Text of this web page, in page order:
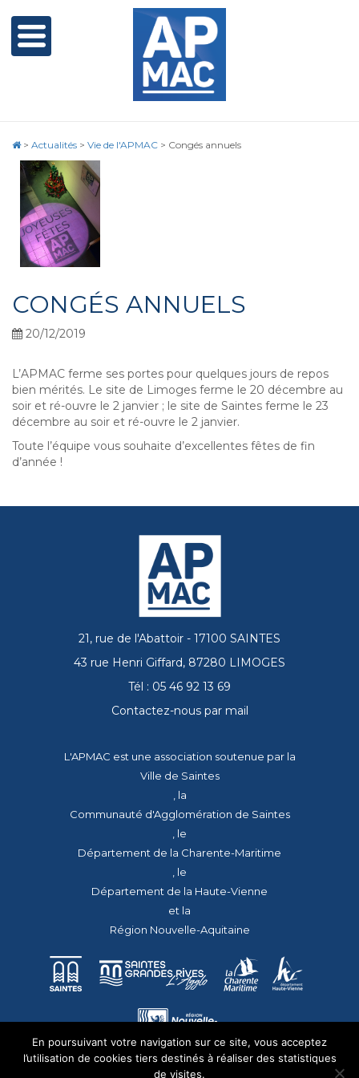
> Actualités > Vie de l'APMAC > Congés annuels
CONGÉS ANNUELS
20/12/2019
L’APMAC ferme ses portes pour quelques jours de repos
bien mérités. Le site de Limoges ferme le 20 décembre au
soir et ré-ouvre le 2 janvier ; le site de Saintes ferme le 23
décembre au soir et ré-ouvre le 2 janvier.
Toute l’équipe vous souhaite d’excellentes fêtes de fin
d’année !
21, rue de l'Abattoir - 17100 SAINTES
43 rue Henri Giffard, 87280 LIMOGES
Tél : 05 46 92 13 69
Contactez-nous par mail
L'APMAC est une association soutenue par la
Ville de Saintes
, la
Communauté d'Agglomération de Saintes
, le
Département de la Charente-Maritime
, le
Département de la Haute-Vienne
et la
Région Nouvelle-Aquitaine
En poursuivant votre navigation sur ce site, vous acceptez
l’utilisation de cookies tiers destinés à réaliser des statistiques
de visites.